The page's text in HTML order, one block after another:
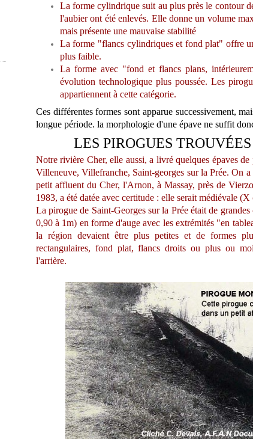
La forme cylindrique suit au plus près le contour
l'aubier ont été enlevés. Elle donne un volume
mais présente une mauvaise stabilité
La forme "flancs cylindriques et fond plat" offre
plus faible.
La forme avec "fond et flancs plans,
évolution technologique plus poussée. Les
appartiennent à cette catégorie.
Ces différentes formes sont apparue successivement,
longue période. la morphologie d'une épave ne suffit
LES PIROGUES
Notre rivière Cher, elle aussi, a livré quelques épaves
Villeneuve, Villefranche, Saint-georges sur la Prée. On a
petit affluent du Cher, l'Arnon, à Massay, près de
1983, a été datée avec certitude : elle serait médiévale
La pirogue de Saint-Georges sur la Prée était de
0,90 à 1m) en forme d'auge avec les extrémités "en
la région devaient être plus petites et de formes
rectangulaires, fond plat, flancs droits ou plus ou
l'arrière.